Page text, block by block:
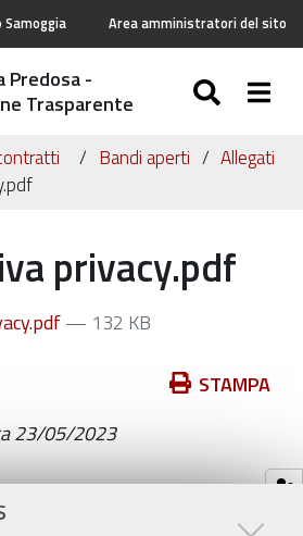
Samoggia Area amministratori del sito
Predosa -
Trasparente
Bandi aperti
Allegati
privacy.pdf
— 132 KB
STAMPA
23/05/2023